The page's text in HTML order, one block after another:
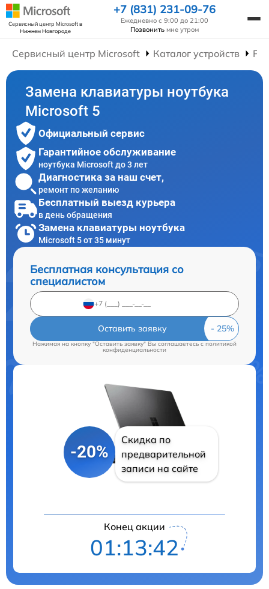
Сервисный центр Microsoftв
Нижнем Новгороде
+7 (831) 231-09-76
Ежедневно с 9:00 до 21:00
Позвонить мне утром
Сервисный центр Microsoft Каталог устройств
Замена клавиатуры ноутбука
Microsoft 5
Официальный сервис
Гарантийное обслуживание
ноутбука Microsoft до 3 лет
Диагностика за наш счет,
ремонт по желанию
Бесплатный выезд курьера
в день обращения
Замена клавиатуры ноутбука
Microsoft 5 от 35 минут
Бесплатная консультация со
специалистом
Оставить заявку
Нажимая на кнопку "Оставить заявку" Вы соглашаетесь cполитикой
конфиденциальности
-20%
Скидка по
предварительной
записи на сайте
Конец акции
01:13:40